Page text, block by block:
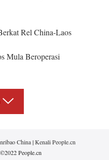
Rel China-Laos
Mula Beroperasi
China|Kenali People.cn
People.cn